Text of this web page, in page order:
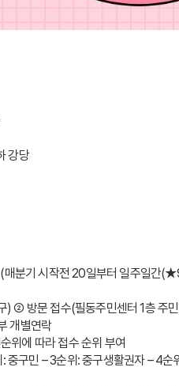
강당
(매분기 시작전 20일부터 일주일간
➁ 방문 접수(필동주민센터 1층 주
개별연락
위에 따라 접수 순위 부여
: 중구민 – 3순위: 중구생활권자 – 4순